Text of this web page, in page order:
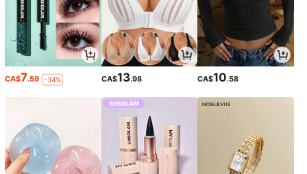
CA$7.59 -34% CA$13.98 CA$10.58